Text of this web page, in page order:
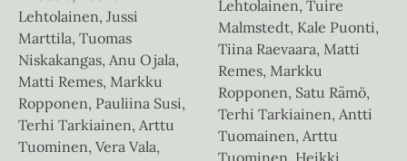
Lehtolainen, Jussi
Marttila, Tuomas
Niskakangas, Anu Ojala,
Matti Remes, Markku
Ropponen, Pauliina Susi,
Terhi Tarkiainen, Arttu
Tuominen, Vera Vala,
Lehtolainen, Tuire
Malmstedt, Kale Puonti,
Tiina Raevaara, Matti
Remes, Markku
Ropponen, Satu Rämö,
Terhi Tarkiainen, Antti
Tuomainen, Arttu
Tuominen, Heikki